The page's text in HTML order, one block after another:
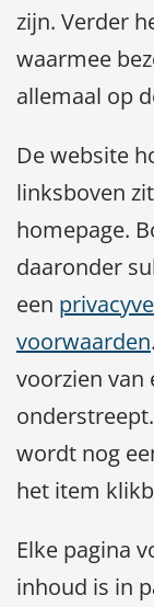
zijn. Verder
waarmee
allemaal op
De website
linksboven
homepage.
daaronder
een
voorwaarden
voorzien van
wordt nog
het item
Elke pagina
inhoud is in